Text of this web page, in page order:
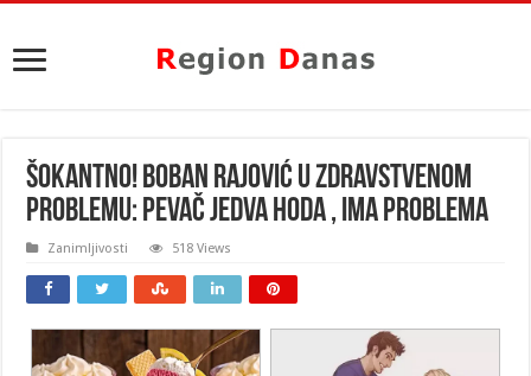
ŠOKANTNO! BOBAN RAJOVIĆ U ZDRAVSTVENOM
PROBLEMU: Pevač JEDVA HODA , ima problema
Zanimljivosti 518 Views